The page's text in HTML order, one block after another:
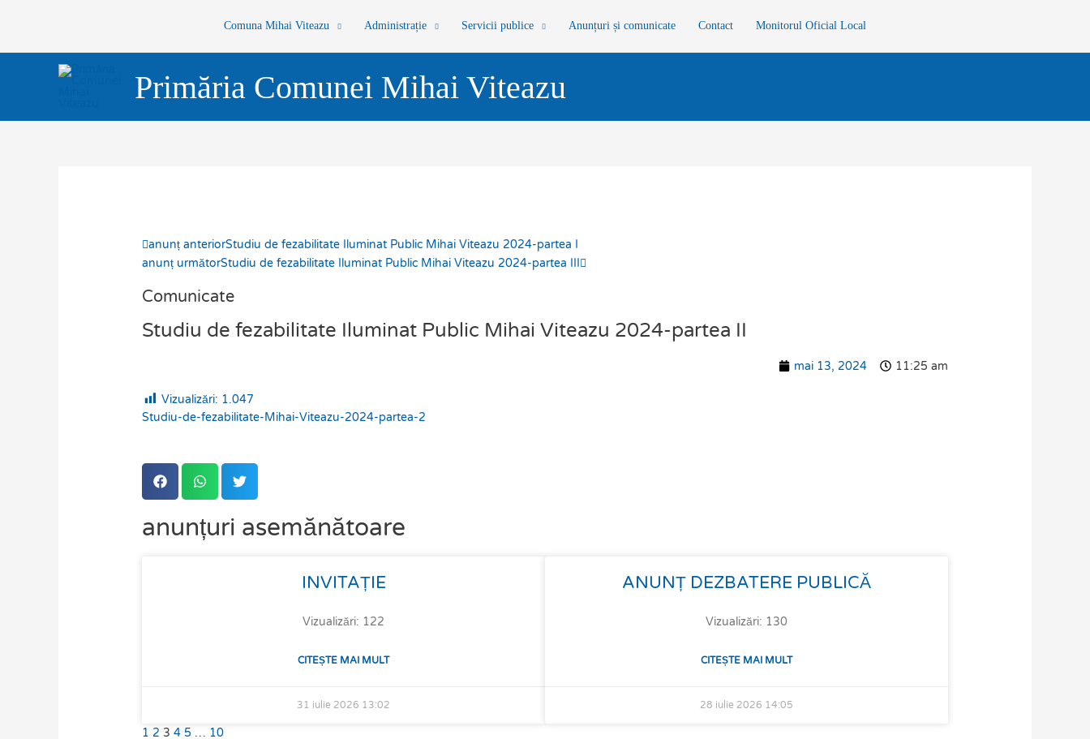
Comuna Mihai Viteazu Administrație Servicii publice Anunțuri și comunicate Contact Monitorul Oficial Local
Primăria Comunei Mihai Viteazu
Prev
anunț anteriorStudiu de fezabilitate Iluminat Public Mihai Viteazu 2024-partea I
anunț următorStudiu de fezabilitate Iluminat Public Mihai Viteazu 2024-partea III
Comunicate
Studiu de fezabilitate Iluminat Public Mihai Viteazu 2024-partea II
mai 13, 2024 11:25 am
Vizualizări: 1.047
Studiu-de-fezabilitate-Mihai-Viteazu-2024-partea-2
anunțuri asemănătoare
INVITAȚIE
Vizualizări: 122
CITEȘTE MAI MULT
31 iulie 2026 13:02
ANUNȚ DEZBATERE PUBLICĂ
Vizualizări: 130
CITEȘTE MAI MULT
28 iulie 2026 14:05
1 2 3 4 5 … 10